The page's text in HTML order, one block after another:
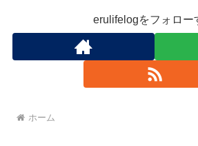
erulifelogをフォロー
ホーム